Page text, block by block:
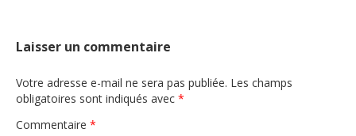
Laisser un commentaire
Votre adresse e-mail ne sera pas publiée. Les champs
obligatoires sont indiqués avec *
Commentaire *